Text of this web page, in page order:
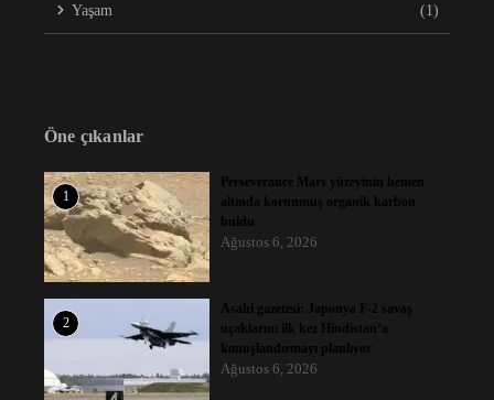
Yaşam (1)
Öne çıkanlar
1
Perseverance Mars yüzeyinin hemen
altında korunmuş organik karbon
buldu
Ağustos 6, 2026
2
Asahi gazetesi: Japonya F-2 savaş
uçaklarını ilk kez Hindistan’a
konuşlandırmayı planlıyor
Ağustos 6, 2026